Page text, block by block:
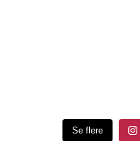
Se flere